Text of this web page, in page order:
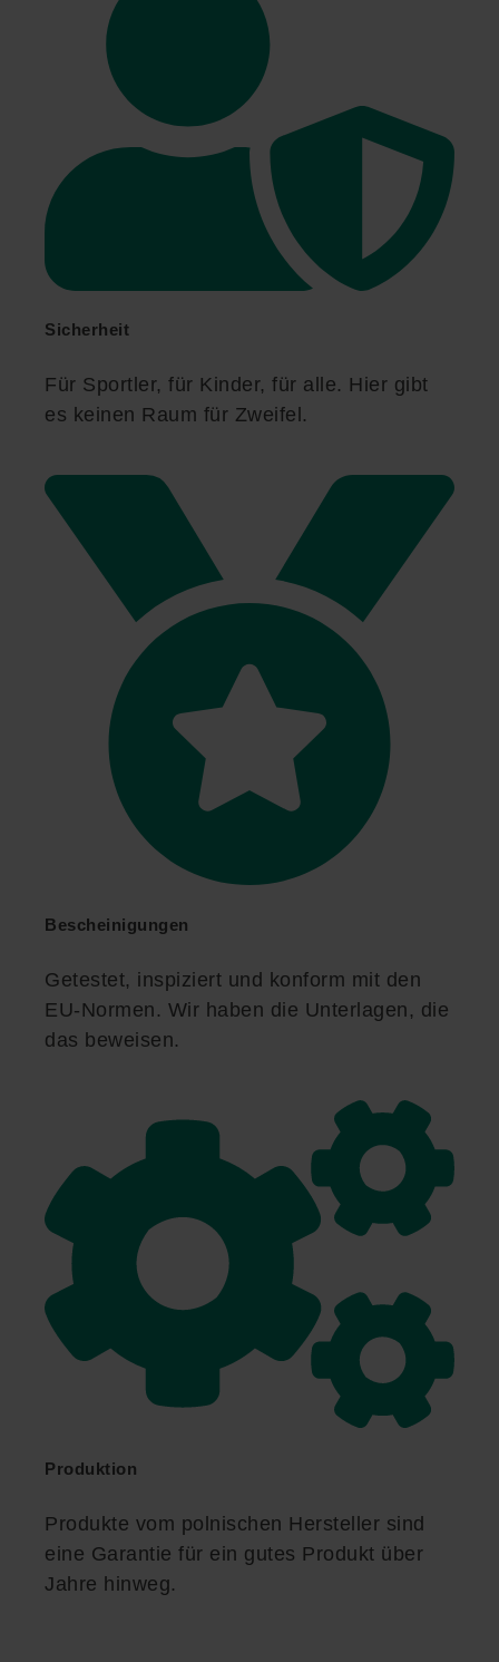
Sicherheit
Für Sportler, für Kinder, für alle. Hier gibt
es keinen Raum für Zweifel.
Bescheinigungen
Getestet, inspiziert und konform mit den
EU-Normen. Wir haben die Unterlagen, die
das beweisen.
Produktion
Produkte vom polnischen Hersteller sind
eine Garantie für ein gutes Produkt über
Jahre hinweg.